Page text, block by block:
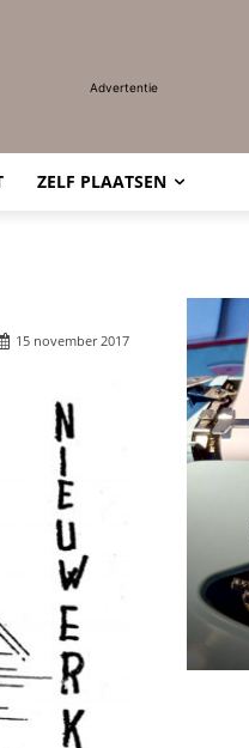
Advertentie
ZELF PLAATSEN
15 november 2017